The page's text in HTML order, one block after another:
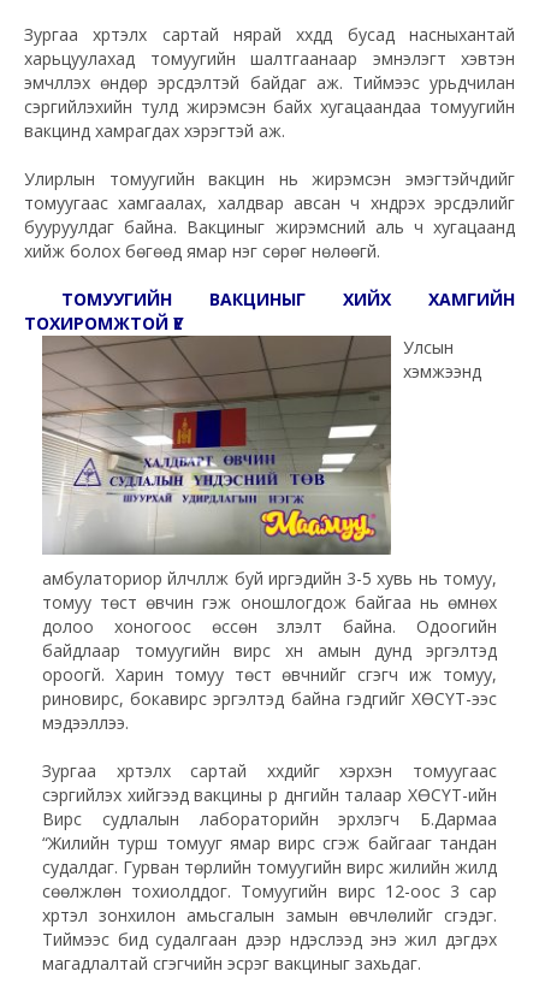
Зургаа хүртэлх сартай нярай хүүхдүүд бусад насныхантай
харьцуулахад томуугийн шалтгаанаар эмнэлэгт хэвтэн
эмчлүүлэх өндөр эрсдэлтэй байдаг аж. Тиймээс урьдчилан
сэргийлэхийн тулд жирэмсэн байх хугацаандаа томуугийн
вакцинд хамрагдах хэрэгтэй аж.
Улирлын томуугийн вакцин нь жирэмсэн эмэгтэйчүүдийг
томуугаас хамгаалах, халдвар авсан ч хүндрэх эрcдэлийг
бууруулдаг байна. Вакциныг жирэмсний аль ч хугацаанд
хийж болох бөгөөд ямар нэг сөрөг нөлөөгүй.
ТОМУУГИЙН ВАКЦИНЫГ ХИЙХ ХАМГИЙН
ТОХИРОМЖТОЙ ҮЕ
Улсын
хэмжээнд
амбулаториор үйлчлүүлж буй иргэдийн 3-5 хувь нь томуу,
томуу төст өвчин гэж оношлогдож байгаа нь өмнөх
долоо хоногоос өссөн үзүүлэлт байна. Одоогийн
байдлаар томуугийн вирүс хүн амын дунд эргэлтэд
ороогүй. Харин томуу төст өвчнийг үүсгэгч иж томуу,
риновирүс, бокавирүс эргэлтэд байна гэдгийг ХӨСҮТ-ээс
мэдээллээ.
Зургаа хүртэлх сартай хүүхдийг хэрхэн томуугаас
сэргийлэх хийгээд вакцины үр дүнгийн талаар ХӨСҮТ-ийн
Вирүс судлалын лабораторийн эрхлэгч Б.Дармаа
“Жилийн турш томууг ямар вирүс үүсгэж байгааг тандан
судалдаг. Гурван төрлийн томуугийн вирүс жилийн жилд
сөөлжлөн тохиолддог. Томуугийн вирүс 12-оос 3 сар
хүртэл зонхилон амьсгалын замын өвчлөлийг үүсгэдэг.
Тиймээс бид судалгаан дээр үндэслээд энэ жил дэгдэх
магадлалтай үүсгэгчийн эсрэг вакциныг захьдаг.